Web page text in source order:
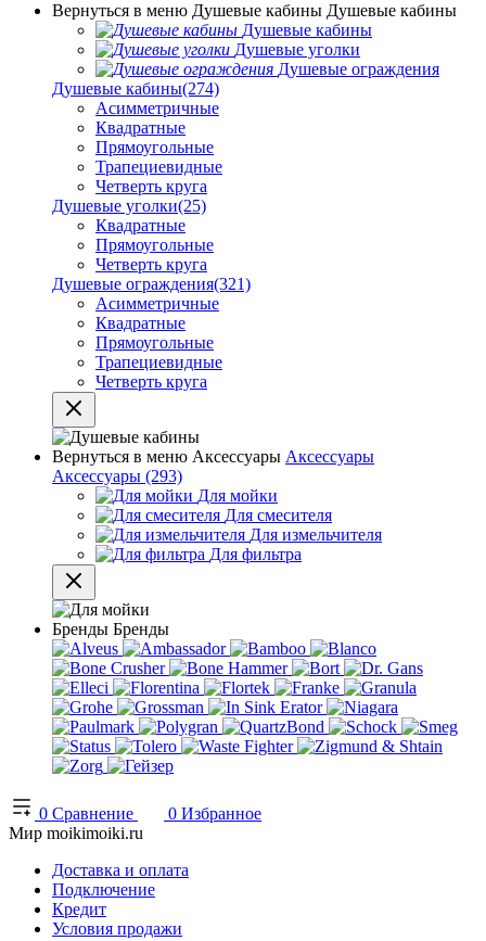
Вернуться в меню Душевые кабины Душевые кабины
Душевые кабины
Душевые уголки
Душевые ограждения
Душевые кабины(274)
Асимметричные
Квадратные
Прямоугольные
Трапециевидные
Четверть круга
Душевые уголки(25)
Квадратные
Прямоугольные
Четверть круга
Душевые ограждения(321)
Асимметричные
Квадратные
Прямоугольные
Трапециевидные
Четверть круга
Вернуться в меню Аксессуары Аксессуары
Аксессуары (293)
Для мойки
Для смесителя
Для измельчителя
Для фильтра
Бренды Бренды
0 Сравнение 0 Избранное
Мир moikimoiki.ru
Доставка и оплата
Подключение
Кредит
Условия продажи